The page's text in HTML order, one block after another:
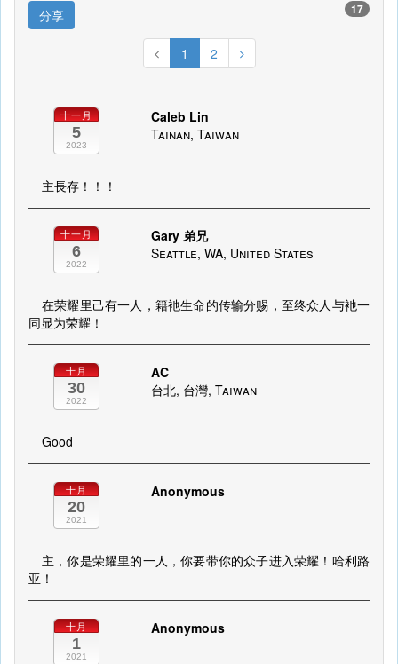
分享 17
1 2
十一月
5
2023
Caleb Lin
Tainan, Taiwan
主長存！！！
十一月
6
2022
Gary 弟兄
Seattle, WA, United States
在荣耀里己有一人，籍衪生命的传输分赐，至终众人与衪一
同显为荣耀！
十月
30
2022
AC
台北, 台灣, Taiwan
Good
十月
20
2021
Anonymous
主，你是荣耀里的一人，你要带你的众子进入荣耀！哈利路
亚！
十月
1
2021
Anonymous